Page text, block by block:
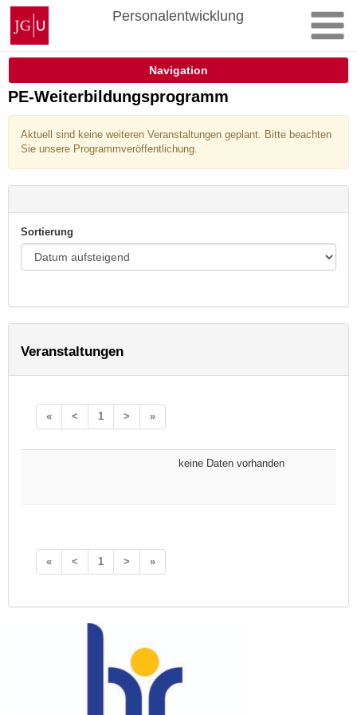
Zum
Inhalt
springen
Johannes
Gutenberg-
Universität
Personalentwicklung
Navigation
PE-Weiterbildungsprogramm
Aktuell sind keine weiteren Veranstaltungen geplant. Bitte beachten
Sie unsere Programmveröffentlichung.
Sortierung
Veranstaltungen
« < 1 > »
keine Daten vorhanden
« < 1 > »